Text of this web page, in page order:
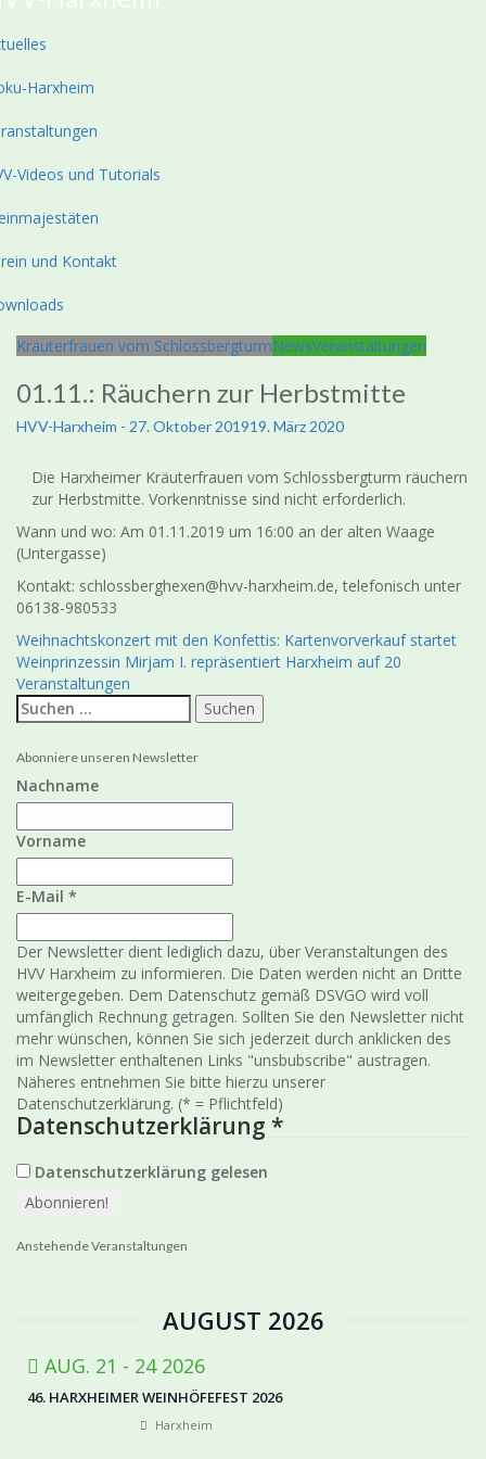
Harxheim
Videos und Tutorials
und Kontakt
Kräuterfrauen vom SchlossbergturmNewsVeranstaltungen
01.11.: Räuchern zur Herbstmitte
HVV-Harxheim - 27. Oktober 201919. März 2020
Die Harxheimer Kräuterfrauen vom Schlossbergturm räuchern
zur Herbstmitte. Vorkenntnisse sind nicht erforderlich.
Wann und wo: Am 01.11.2019 um 16:00 an der alten Waage
(Untergasse)
Kontakt: schlossberghexen@hvv-harxheim.de, telefonisch unter
06138-980533
Beitragsnavigation
Weihnachtskonzert mit den Konfettis: Kartenvorverkauf startet
Weinprinzessin Mirjam I. repräsentiert Harxheim auf 20
Veranstaltungen
Suchen
nach:
Abonniere unseren Newsletter
Nachname
Vorname
E-Mail *
Der Newsletter dient lediglich dazu, über Veranstaltungen des
HVV Harxheim zu informieren. Die Daten werden nicht an Dritte
weitergegeben. Dem Datenschutz gemäß DSVGO wird voll
umfänglich Rechnung getragen. Sollten Sie den Newsletter nicht
mehr wünschen, können Sie sich jederzeit durch anklicken des
im Newsletter enthaltenen Links "unsbubscribe" austragen.
Näheres entnehmen Sie bitte hierzu unserer
Datenschutzerklärung. (* = Pflichtfeld)
Datenschutzerklärung *
Datenschutzerklärung gelesen
Anstehende Veranstaltungen
AUGUST 2026
AUG. 21 - 24 2026
46. HARXHEIMER WEINHÖFEFEST 2026
Harxheim